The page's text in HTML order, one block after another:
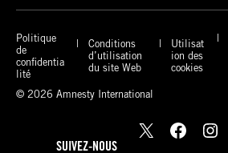
Politique
de
confidentia
lité
Conditions
d’utilisation
du site Web
Utilisat
ion des
cookies
© 2026 Amnesty International
SUIVEZ-NOUS
X Facebook Instagram